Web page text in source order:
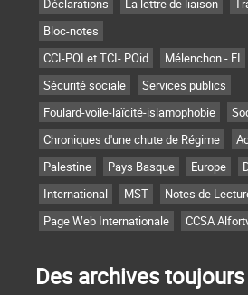
Déclarations
La lettre de liaison
Bloc-notes
CCI-POI et TCI- POid
Mélenchon - FI
Sécurité sociale
Services publics
Foulard-voile-laïcité-islamophobie
Chroniques d'une chute de Régime
Palestine
Pays Basque Europe
International
MST Notes de
Page Web Internationale
CCSA
Des archives